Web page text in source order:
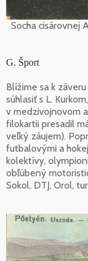
Socha cisárovnej
G. Šport
Blížime sa k
súhlasiť s L.
v medzivojnovom
filokartii presadil
veľký záujem).
futbalovými a
kolektívy,
obľúbený
Sokol, DTJ, Orol,